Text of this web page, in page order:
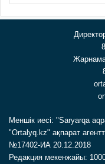
Жарнама
Меншік иесі: "Saryarqa
"Ortalyq.kz" ақпарат
№17402-ИА 20.12.2018
Редакция мекенжайы: